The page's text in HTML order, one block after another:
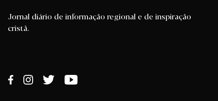
Jornal diário de informação regional e de inspiração
cristã.